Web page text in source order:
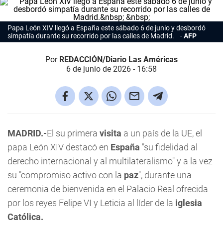
Papa León XIV llegó a España este sábado 6 de junio y desbordó
simpatía durante su recorrido por las calles de Madrid.
AFP
Por REDACCIÓN/Diario Las Américas
6 de junio de 2026 - 16:58
MADRID.-El su primera visita a un país de la UE, el
papa León XIV destacó en España "su fidelidad al
derecho internacional y al multilateralismo" y a la vez
su "compromiso activo con la paz", durante una
ceremonia de bienvenida en el Palacio Real ofrecida
por los reyes Felipe VI y Leticia al líder de la iglesia
Católica.